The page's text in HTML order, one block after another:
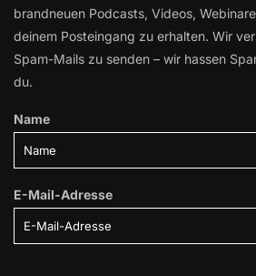
brandneuen Podcasts, Videos,
deinem Posteingang zu erhalten. Wir
Spam-Mails zu senden – wir hassen
du.
Name
E-Mail-Adresse